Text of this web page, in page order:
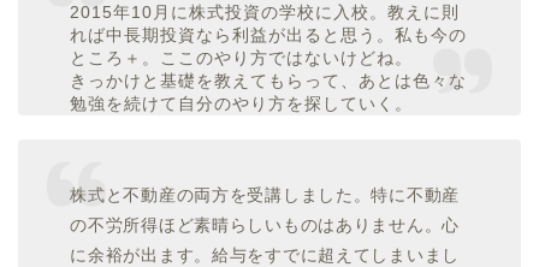
2015年10月に株式投資の学校に入校。教えに則
れば中長期投資なら利益が出ると思う。私も今の
ところ＋。ここのやり方ではないけどね。
きっかけと基礎を教えてもらって、あとは色々な
勉強を続けて自分のやり方を探していく。
株式と不動産の両方を受講しました。特に不動産
の不労所得ほど素晴らしいものはありません。心
に余裕が出ます。給与をすでに超えてしまいまし